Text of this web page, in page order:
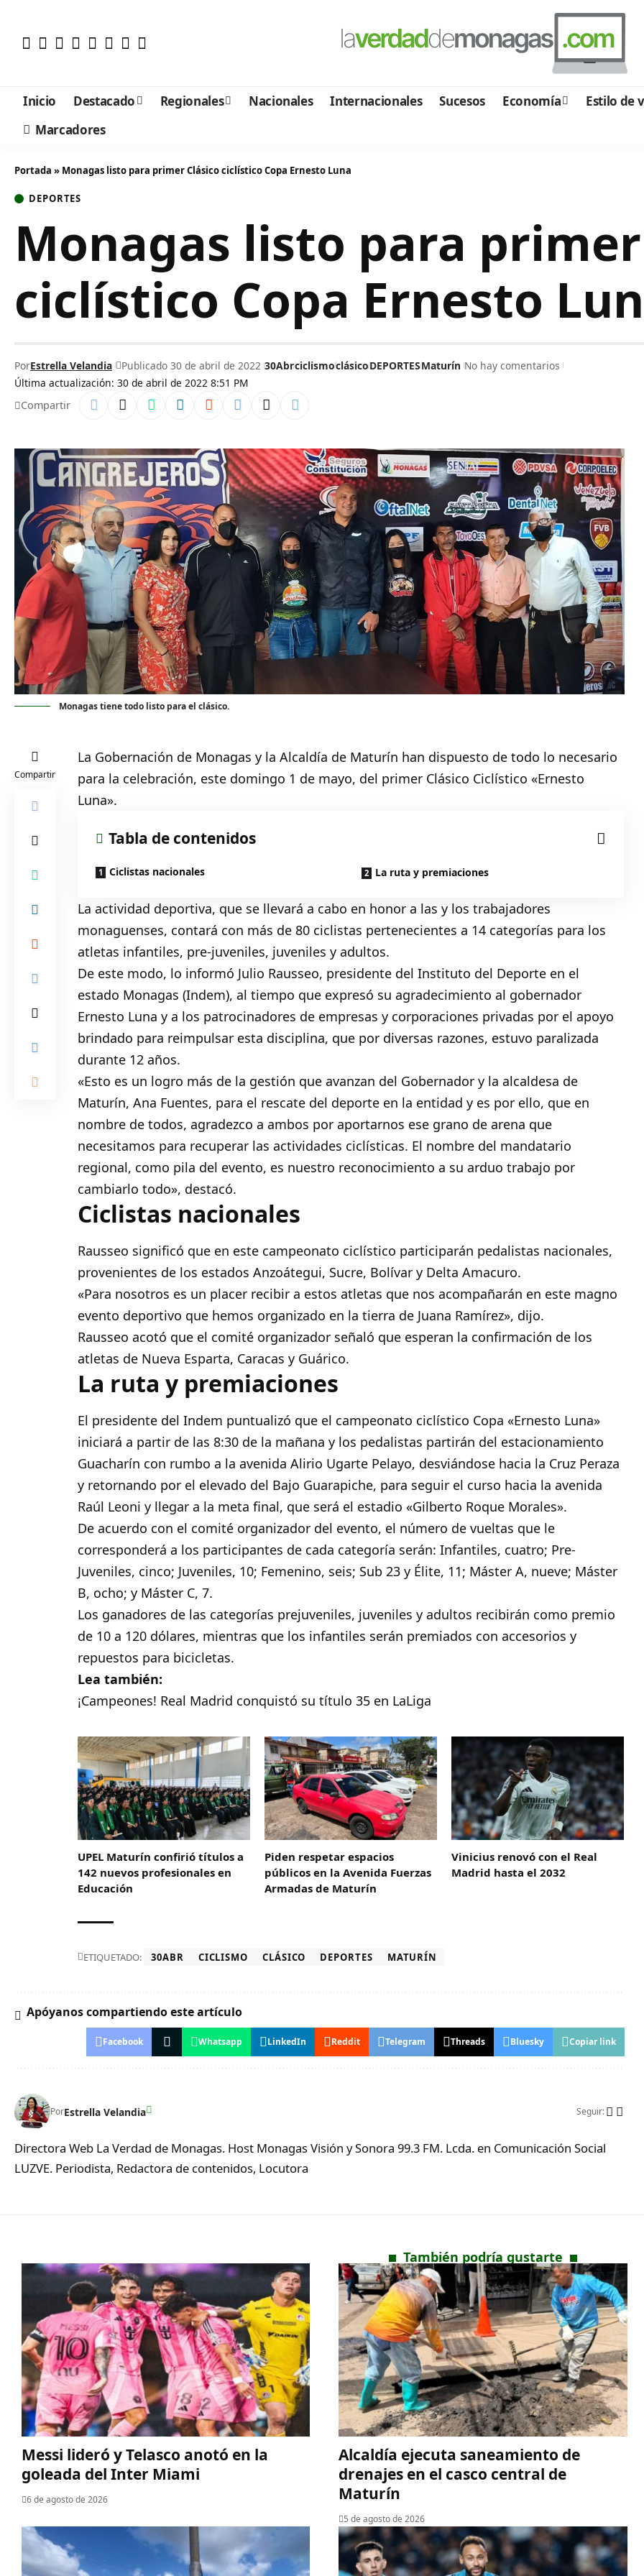
Inicio Destacado Regionales Nacionales Internacionales Sucesos Economía Estilo de
Marcadores
Portada » Monagas listo para primer Clásico ciclístico Copa Ernesto Luna
DEPORTES
Monagas listo para
ciclístico Copa Ernesto
Última actualización: 30 de abril de 2022 8:51 PM
PorEstrella Velandia Publicado 30 de abril de 2022 30AbrciclismoclásicoDEPORTESMaturín No hay comentarios
Compartir
Monagas tiene todo listo para el clásico.
Compartir
La Gobernación de Monagasy la Alcaldía de Maturín han dispuesto de todo lo necesario
para la celebración, este domingo 1 de mayo, del primer Clásico Ciclístico «Ernesto
Luna».
Tabla de contenidos
Ciclistas nacionales La ruta y premiaciones
La actividad deportiva, que se llevará a cabo en honor a las y los trabajadores
monaguenses, contará con más de 80 ciclistas pertenecientes a 14 categorías para los
atletas infantiles, pre-juveniles, juveniles y adultos.
De este modo, lo informó Julio Rausseo, presidente del Instituto del Deporte en el
estado Monagas (Indem), al tiempo que expresó su agradecimiento al gobernador
Ernesto Luna y a los patrocinadores de empresas y corporaciones privadas por el apoyo
brindado para reimpulsar esta disciplina, que por diversas razones, estuvo paralizada
durante 12 años.
«Esto es un logro más de la gestión que avanzan del Gobernador y la alcaldesa de
Maturín, Ana Fuentes, para el rescate del deporte en la entidad y es por ello, que en
nombre de todos, agradezco a ambos por aportarnos ese grano de arena que
necesitamos para recuperar las actividades ciclísticas. El nombre del mandatario
regional, como pila del evento, es nuestro reconocimiento a su arduo trabajo por
cambiarlo todo», destacó.
Ciclistas nacionales
Rausseo significó que en este campeonato ciclístico participarán pedalistas nacionales,
provenientes de los estados Anzoátegui, Sucre, Bolívar y Delta Amacuro.
«Para nosotros es un placer recibir a estos atletas que nos acompañarán en este magno
evento deportivo que hemos organizado en la tierra de Juana Ramírez», dijo.
Rausseo acotó que el comité organizador señaló que esperan la confirmación de los
atletas de Nueva Esparta, Caracas y Guárico.
La ruta y premiaciones
El presidente del Indem puntualizó que el campeonato ciclístico Copa «Ernesto Luna»
iniciará a partir de las 8:30 de la mañana y los pedalistas partirán del estacionamiento
Guacharín con rumbo a la avenida Alirio Ugarte Pelayo, desviándose hacia la Cruz Peraza
y retornando por el elevado del Bajo Guarapiche, para seguir el curso hacia la avenida
Raúl Leoni y llegar a la meta final, que será el estadio «Gilberto Roque Morales».
De acuerdo con el comité organizador del evento, el número de vueltas que le
corresponderá a los participantes de cada categoría serán: Infantiles, cuatro; Pre-
Juveniles, cinco; Juveniles, 10; Femenino, seis; Sub 23 y Élite, 11; Máster A, nueve; Máster
B, ocho; y Máster C, 7.
Los ganadores de las categorías prejuveniles, juveniles y adultos recibirán como premio
de 10 a 120 dólares, mientras que los infantiles serán premiados con accesorios y
repuestos para bicicletas.
Lea también:
¡Campeones! Real Madrid conquistó su título 35 en LaLiga
UPEL Maturín confirió títulos a
142 nuevos profesionales en
Educación
Piden respetar espacios
públicos en la Avenida Fuerzas
Armadas de Maturín
Vinicius renovó con el Real
Madrid hasta el 2032
ETIQUETADO: 30ABR CICLISMO CLÁSICO DEPORTES MATURÍN
Apóyanos compartiendo este artículo
Facebook Whatsapp LinkedIn Reddit Telegram Threads Bluesky Copiar link
PorEstrella Velandia Seguir:
Directora Web La Verdad de Monagas. Host Monagas Visión y Sonora 99.3 FM. Lcda. en Comunicación Social
LUZVE. Periodista, Redactora de contenidos, Locutora
También podría gustarte
Messi lideró y Telasco anotó en la
goleada del Inter Miami
6 de agosto de 2026
Alcaldía ejecuta saneamiento de
drenajes en el casco central de
Maturín
5 de agosto de 2026